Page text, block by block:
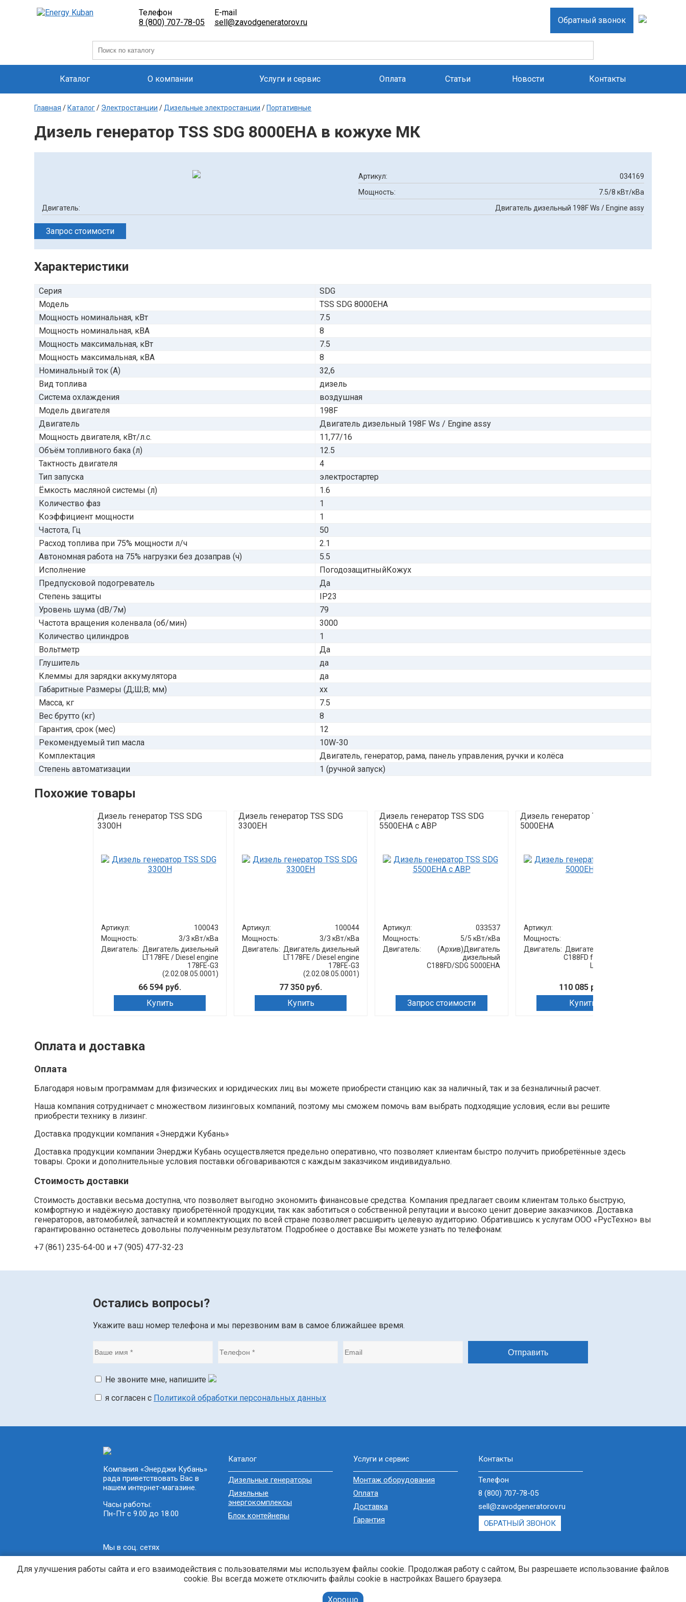
Телефон
8 (800) 707-78-05
E-mail
sell@zavodgeneratorov.ru
Обратный звонок
Каталог О компании Услуги и сервис Оплата Статьи Новости Контакты
Главная / Каталог/ Электростанции / Дизельные электростанции / Портативные
Дизель генератор TSS SDG 8000EHA в кожухе МК
Артикул:
034169
Мощность:
7.5/8 кВт/кВа
Двигатель:
Двигатель дизельный 198F Ws / Engine assy
Запрос стоимости
Характеристики
Серия
SDG
Модель
TSS SDG 8000EHA
Мощность номинальная, кВт
7.5
Мощность номинальная, кВА
8
Мощность максимальная, кВт
7.5
Мощность максимальная, кВА
8
Номинальный ток (А)
32,6
Вид топлива
дизель
Система охлаждения
воздушная
Модель двигателя
198F
Двигатель
Двигатель дизельный 198F Ws / Engine assy
Мощность двигателя, кВт/л.с.
11,77/16
Объём топливного бака (л)
12.5
Тактность двигателя
4
Тип запуска
электростартер
Ёмкость масляной системы (л)
1.6
Количество фаз
1
Коэффициент мощности
1
Частота, Гц
50
Расход топлива при 75% мощности л/ч
2.1
Автономная работа на 75% нагрузки без дозаправ (ч)
5.5
Исполнение
ПогодозащитныйКожух
Предпусковой подогреватель
Да
Степень защиты
IP23
Уровень шума (dB/7м)
79
Частота вращения коленвала (об/мин)
3000
Количество цилиндров
1
Вольтметр
Да
Глушитель
да
Клеммы для зарядки аккумулятора
да
Габаритные Размеры (Д;Ш;В; мм)
xx
Масса, кг
7.5
Вес брутто (кг)
8
Гарантия, срок (мес)
12
Рекомендуемый тип масла
10W-30
Комплектация
Двигатель, генератор, рама, панель управления, ручки и колёса
Степень автоматизации
1 (ручной запуск)
Похожие товары
Дизель генератор TSS SDG
3300H
Артикул:
100043
Мощность:
3/3 кВт/кВа
Двигатель: Двигатель дизельный
LT178FE / Diesel engine
178FE-G3
(2.02.08.05.0001)
66 594 руб.
Купить
Дизель генератор TSS SDG
3300EH
Артикул:
100044
Мощность:
3/3 кВт/кВа
Двигатель: Двигатель дизельный
LT178FE / Diesel engine
178FE-G3
(2.02.08.05.0001)
77 350 руб.
Купить
Дизель генератор TSS SDG
5500EHA с АВР
Артикул:
033537
Мощность:
5/5 кВт/кВа
Двигатель:
(Архив)Двигатель
дизельный
C188FD/SDG 5000EHA
Запрос стоимости
Дизель генератор TSS SDG
5000EHA
Артикул:
Мощность:
Двигатель: Двигатель дизельный
C188FD for SDG 5000(..)
110 085 руб.
Купить
Оплата и доставка
Оплата
Благодаря новым программам для физических и юридических лиц вы можете приобрести станцию как за наличный, так и за безналичный расчет.
Наша компания сотрудничает с множеством лизинговых компаний, поэтому мы сможем помочь вам выбрать подходящие условия, если вы решите
приобрести технику в лизинг.
Доставка продукции компания «Энерджи Кубань»
Доставка продукции компании Энерджи Кубань осуществляется предельно оперативно, что позволяет клиентам быстро получить приобретённые здесь
товары. Сроки и дополнительные условия поставки обговариваются с каждым заказчиком индивидуально.
Стоимость доставки
Стоимость доставки весьма доступна, что позволяет выгодно экономить финансовые средства. Компания предлагает своим клиентам только быструю,
комфортную и надёжную доставку приобретённой продукции, так как заботиться о собственной репутации и высоко ценит доверие заказчиков. Доставка
генераторов, автомобилей, запчастей и комплектующих по всей стране позволяет расширить целевую аудиторию. Обратившись к услугам ООО «РусТехно» вы
гарантированно останетесь довольны полученным результатом. Подробнее о доставке Вы можете узнать по телефонам:
+7 (861) 235-64-00 и+7 (905) 477-32-23
Остались вопросы?
Укажите ваш номер телефона и мы перезвоним вам в самое ближайшее время.
Не звоните мне, напишите
я согласен с Политикой обработки персональных данных
Компания «Энерджи Кубань»
рада приветствовать Вас в
нашем интернет-магазине.
Часы работы:
Пн-Пт с 9.00 до 18.00
Мы в соц. сетях
Каталог
Дизельные генераторы
Дизельные
энергокомплексы
Блок контейнеры
Услуги и сервис
Монтаж оборудования
Оплата
Доставка
Гарантия
Контакты
Телефон
8 (800) 707-78-05
sell@zavodgeneratorov.ru
ОБРАТНЫЙ ЗВОНОК
Для улучшения работы сайта и его взаимодействия с пользователями мы используем файлы cookie. Продолжая работу с сайтом, Вы разрешаете использование файлов
cookie. Вы всегда можете отключить файлы cookie в настройках Вашего браузера.
Хорошо